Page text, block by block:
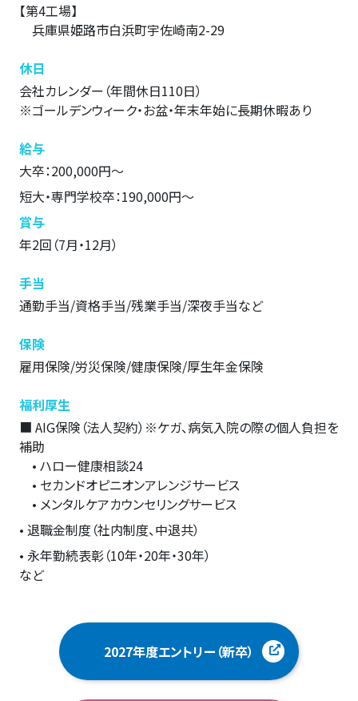
【第4工場】
兵庫県姫路市白浜町宇佐崎南2-29
休日
会社カレンダー（年間休日110日）
※ゴールデンウィーク・お盆・年末年始に長期休暇あり
給与
大卒：200,000円～
短大・専門学校卒：190,000円～
賞与
年2回（7月・12月）
手当
通勤手当/資格手当/残業手当/深夜手当など
保険
雇用保険/労災保険/健康保険/厚生年金保険
福利厚生
■ AIG保険（法人契約）※ケガ、病気入院の際の個人負担を
補助
• ハロー健康相談24
• セカンドオピニオンアレンジサービス
• メンタルケアカウンセリングサービス
• 退職金制度（社内制度、中退共）
• 永年勤続表彰（10年・20年・30年）
など
2027年度エントリー（新卒）